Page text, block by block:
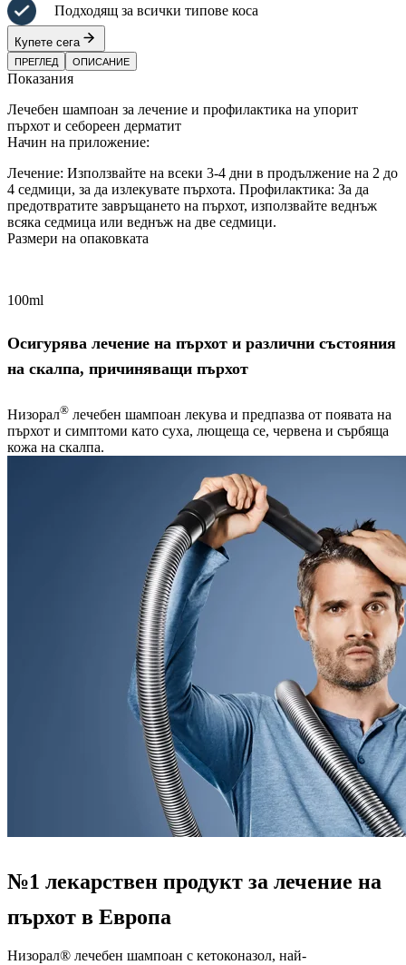
Подходящ за всички типове коса
Купете сега
ПРЕГЛЕД ОПИСАНИЕ
Показания
Лечебен шампоан за лечение и профилактика на упорит
пърхот и себореен дерматит
Начин на приложение:
Лечение: Използвайте на всеки 3-4 дни в продължение на 2 до
4 седмици, за да излекувате пърхота. Профилактика: За да
предотвратите завръщането на пърхот, използвайте веднъж
всяка седмица или веднъж на две седмици.
Размери на опаковката
100ml
Осигурява лечение на пърхот и различни състояния
на скалпа, причиняващи пърхот
Низорал® лечебен шампоан лекува и предпазва от появата на
пърхот и симптоми като суха, лющеща се, червена и сърбяща
кожа на скалпа.
№1 лекарствен продукт за лечение на
пърхот в Европа
Низорал® лечебен шампоан с кетоконазол, най-